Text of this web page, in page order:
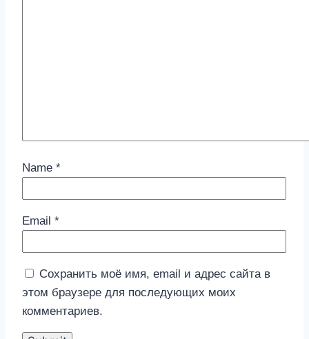
Name *
Email *
Сохранить моё имя, email и адрес сайта в
этом браузере для последующих моих
комментариев.